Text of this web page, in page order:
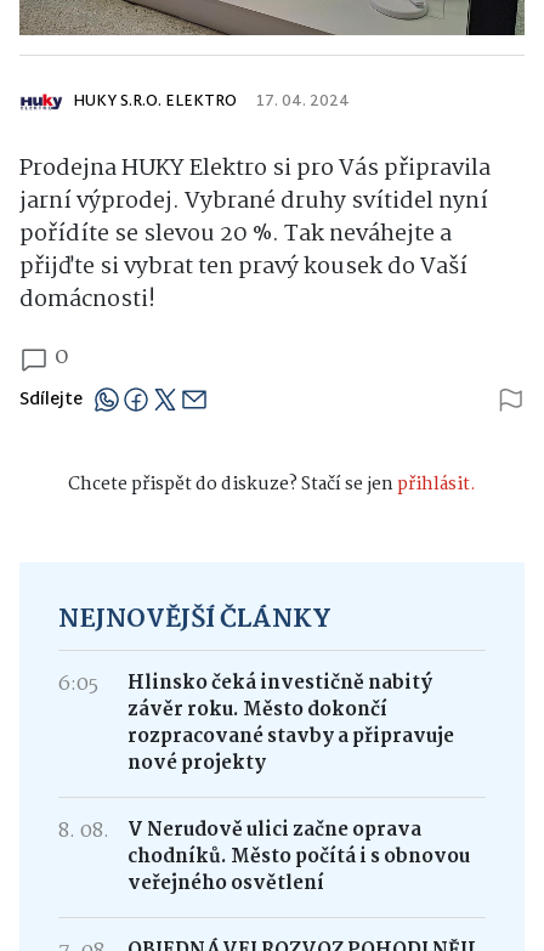
HUKY S.R.O. ELEKTRO 17. 04. 2024
Prodejna HUKY Elektro si pro Vás připravila
jarní výprodej. Vybrané druhy svítidel nyní
pořídíte se slevou 20 %. Tak neváhejte a
přijďte si vybrat ten pravý kousek do Vaší
domácnosti!
0
Sdílejte
Chcete přispět do diskuze? Stačí se jenpřihlásit.
NEJNOVĚJŠÍ ČLÁNKY
6:05
Hlinsko čeká investičně nabitý
závěr roku. Město dokončí
rozpracované stavby a připravuje
nové projekty
8. 08.
V Nerudově ulici začne oprava
chodníků. Město počítá i s obnovou
veřejného osvětlení